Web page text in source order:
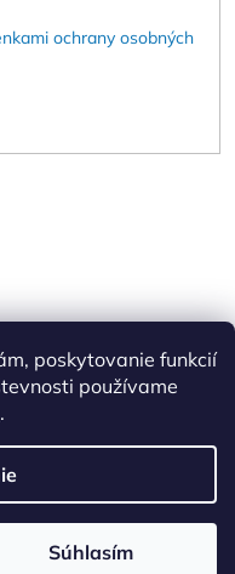
poskytovanie funkcií
používame
.
Súhlasím
ochrany osobných
vyhradené.Upraviť